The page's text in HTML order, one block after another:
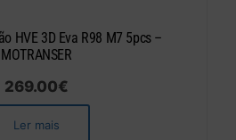
HVE 3D Eva R98 M7 5pcs –
MOTRANSER
269.00€
Ler mais